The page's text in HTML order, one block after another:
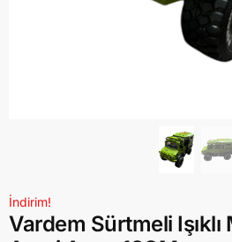
İndirim!
Vardem Sürtmeli